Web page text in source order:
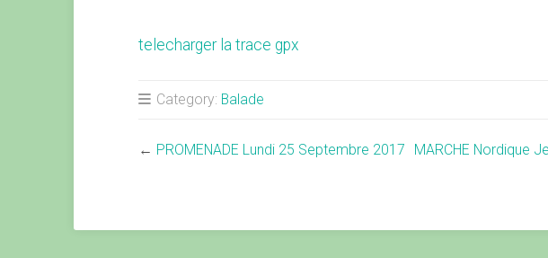
telecharger la trace gpx
Category: Balade
← PROMENADE Lundi 25 Septembre 2017 MARCHE Nordique